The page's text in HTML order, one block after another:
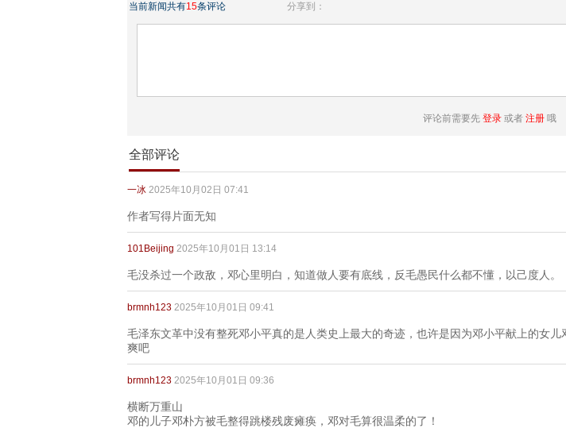
当前新闻共有15条评论 分享到：
评论前需要先 登录 或者 注册 哦
全部评论
一冰 2025年10月02日 07:41
作者写得片面无知
101Beijing 2025年10月01日 13:14
毛没杀过一个政敌，邓心里明白，知道做人要有底线，反毛愚民什么都不懂，以己度人。
brmnh123 2025年10月01日 09:41
毛泽东文革中没有整死邓小平真的是人类史上最大的奇迹，也许是因为邓小平献上的女儿
爽吧
brmnh123 2025年10月01日 09:36
横断万重山
邓的儿子邓朴方被毛整得跳楼残废瘫痪，邓对毛算很温柔的了！